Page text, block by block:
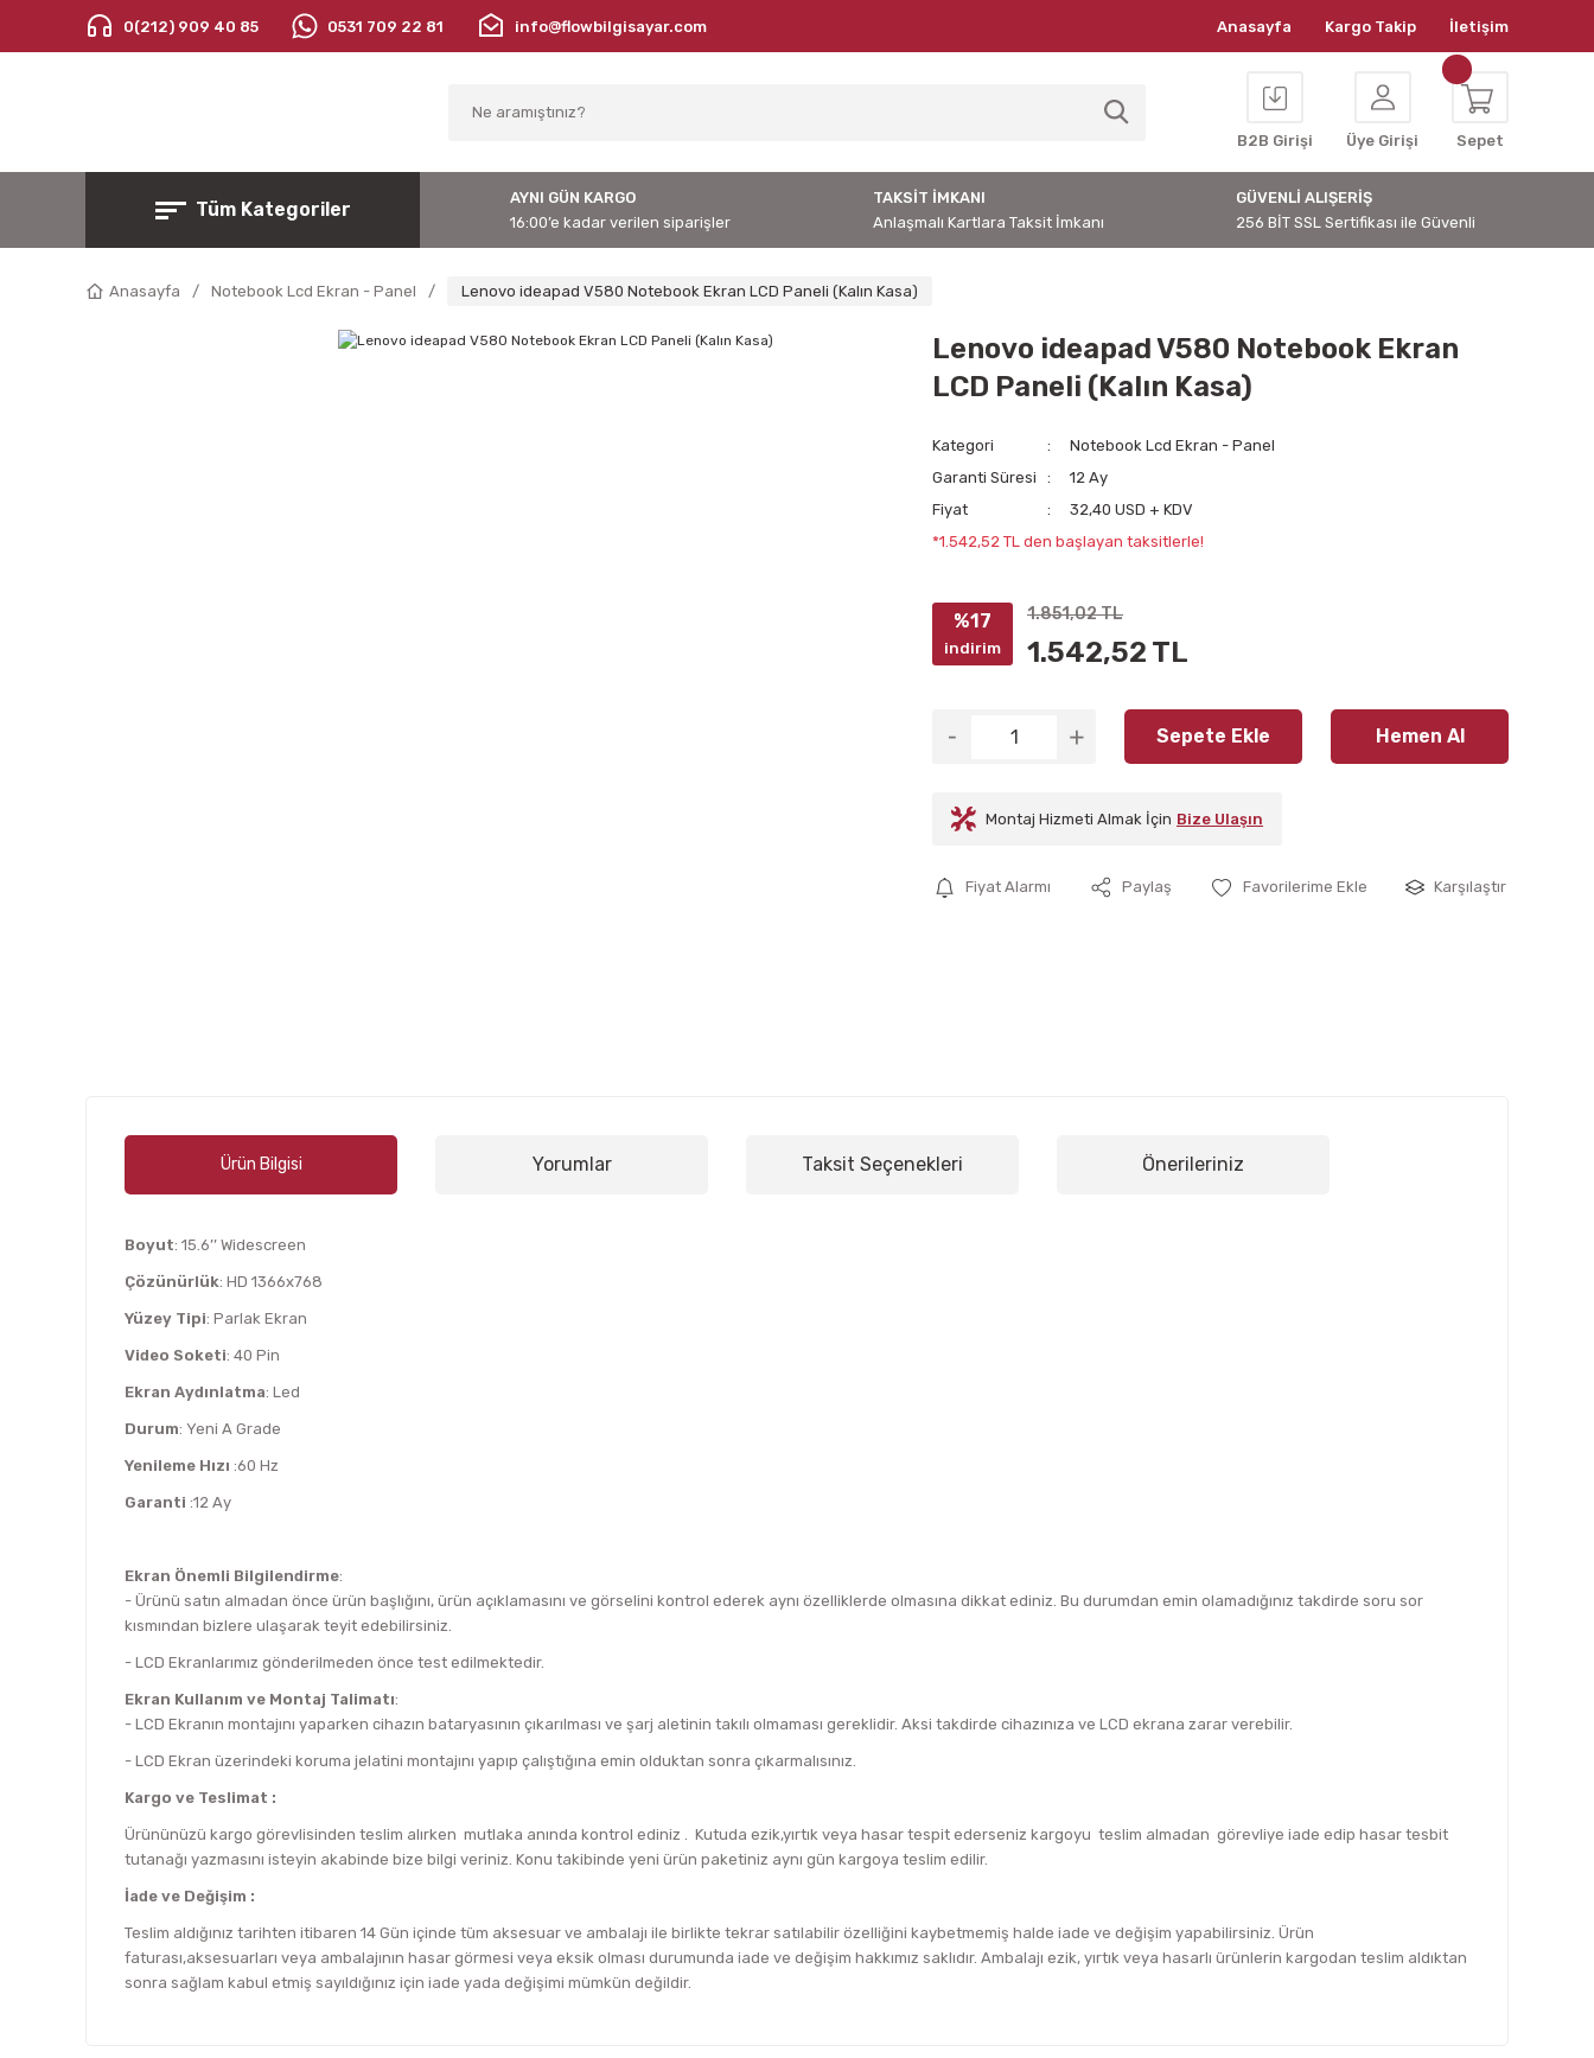
0(212) 909 40 85 0531 709 22 81 info@flowbilgisayar.com Anasayfa Kargo Takip İletişim
B2B Girişi Üye Girişi Sepet
Tüm Kategoriler
AYNI GÜN KARGO
16:00’e kadar verilen siparişler
TAKSİT İMKANI
Anlaşmalı Kartlara Taksit İmkanı
GÜVENLİ ALIŞERİŞ
256 BİT SSL Sertifikası ile Güvenli
Anasayfa Notebook Lcd Ekran - Panel Lenovo ideapad V580 Notebook Ekran LCD Paneli (Kalın Kasa)
Lenovo ideapad V580 Notebook Ekran
LCD Paneli (Kalın Kasa)
Kategori
Notebook Lcd Ekran - Panel
Garanti Süresi
12 Ay
Fiyat
32,40 USD + KDV
*1.542,52 TL den başlayan taksitlerle!
%17
indirim
1.851,02 TL
1.542,52 TL
Sepete Ekle Hemen Al
Montaj Hizmeti Almak İçin Bize Ulaşın
Fiyat Alarmı Paylaş Karşılaştır
Ürün Bilgisi Yorumlar Taksit Seçenekleri Önerileriniz
Boyut: 15.6’’ Widescreen
Çözünürlük: HD 1366x768
Yüzey Tipi: Parlak Ekran
Video Soketi: 40 Pin
Ekran Aydınlatma: Led
Durum: Yeni A Grade
Yenileme Hızı :60 Hz
Garanti :12 Ay
Ekran Önemli Bilgilendirme:
- Ürünü satın almadan önce ürün başlığını, ürün açıklamasını ve görselini kontrol ederek aynı özelliklerde olmasına dikkat ediniz. Bu durumdan emin olamadığınız takdirde soru sor
kısmından bizlere ulaşarak teyit edebilirsiniz.
- LCD Ekranlarımız gönderilmeden önce test edilmektedir.
Ekran Kullanım ve Montaj Talimatı:
- LCD Ekranın montajını yaparken cihazın bataryasının çıkarılması ve şarj aletinin takılı olmaması gereklidir. Aksi takdirde cihazınıza ve LCD ekrana zarar verebilir.
- LCD Ekran üzerindeki koruma jelatini montajını yapıp çalıştığına emin olduktan sonra çıkarmalısınız.
Kargo ve Teslimat :
Ürününüzü kargo görevlisinden teslim alırken mutlaka anında kontrol ediniz . Kutuda ezik,yırtık veya hasar tespit ederseniz kargoyu teslim almadan görevliye iade edip hasar tesbit
tutanağı yazmasını isteyin akabinde bize bilgi veriniz. Konu takibinde yeni ürün paketiniz aynı gün kargoya teslim edilir.
İade ve Değişim :
Teslim aldığınız tarihten itibaren 14 Gün içinde tüm aksesuar ve ambalajı ile birlikte tekrar satılabilir özelliğini kaybetmemiş halde iade ve değişim yapabilirsiniz. Ürün
faturası,aksesuarları veya ambalajının hasar görmesi veya eksik olması durumunda iade ve değişim hakkımız saklıdır. Ambalajı ezik, yırtık veya hasarlı ürünlerin kargodan teslim aldıktan
sonra sağlam kabul etmiş sayıldığınız için iade yada değişimi mümkün değildir.